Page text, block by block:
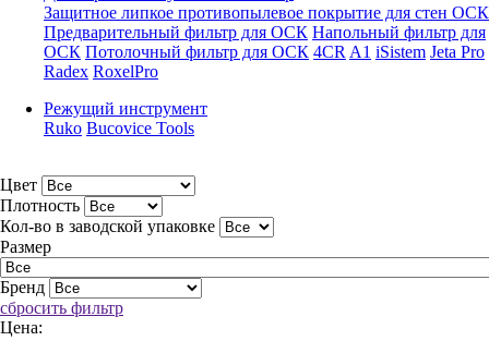
Защитное липкое противопылевое покрытие для стен ОСК
Предварительный фильтр для ОСК Напольный фильтр для
ОСК Потолочный фильтр для ОСК 4CR A1 iSistem Jeta Pro
Radex RoxelPro
Режущий инструмент
Ruko Bucovice Tools
Цвет
Плотность
Кол-во в заводской упаковке
Размер
Бренд
сбросить фильтр
Цена: